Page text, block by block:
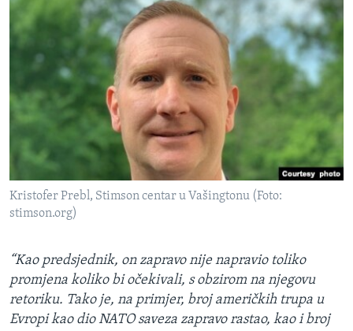
Kristofer Prebl, Stimson centar u Vašingtonu (Foto:
stimson.org)
“Kao predsjednik, on zapravo nije napravio toliko
promjena koliko bi očekivali, s obzirom na njegovu
retoriku. Tako je, na primjer, broj američkih trupa u
Evropi kao dio NATO saveza zapravo rastao, kao i broj